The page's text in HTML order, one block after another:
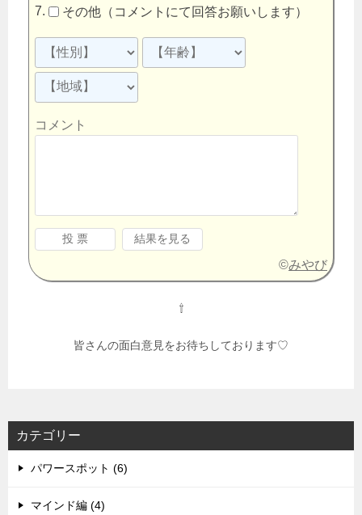
その他（コメントにて回答お願いします）
コメント
©みやび
⇧
皆さんの面白意見をお待ちしております♡
カテゴリー
パワースポット (6)
マインド編 (4)